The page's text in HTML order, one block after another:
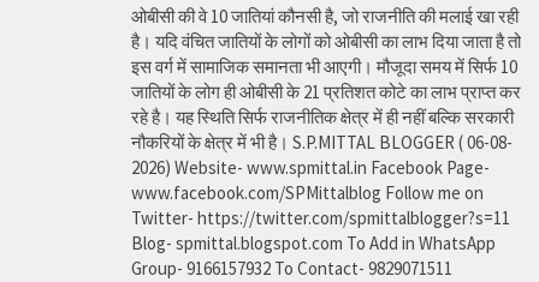
ओबीसी की वे 10 जातियां कौनसी है, जो राजनीति की मलाई खा रही
है। यदि वंचित जातियों के लोगों को ओबीसी का लाभ दिया जाता है तो
इस वर्ग में सामाजिक समानता भी आएगी। मौजूदा समय में सिर्फ 10
जातियों के लोग ही ओबीसी के 21 प्रतिशत कोटे का लाभ प्राप्त कर
रहे है। यह स्थिति सिर्फ राजनीतिक क्षेत्र में ही नहीं बल्कि सरकारी
नौकरियों के क्षेत्र में भी है। S.P.MITTAL BLOGGER ( 06-08-
2026) Website- www.spmittal.in Facebook Page-
www.facebook.com/SPMittalblog Follow me on
Twitter- https://twitter.com/spmittalblogger?s=11
Blog- spmittal.blogspot.com To Add in WhatsApp
Group- 9166157932 To Contact- 9829071511